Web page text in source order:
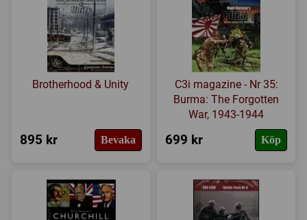
Brotherhood & Unity
895 kr Bevaka
C3i magazine - Nr 35:
Burma: The Forgotten
War, 1943-1944
699 kr Köp